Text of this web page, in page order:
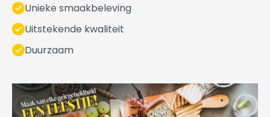
Unieke smaakbeleving
Uitstekende kwaliteit
Duurzaam